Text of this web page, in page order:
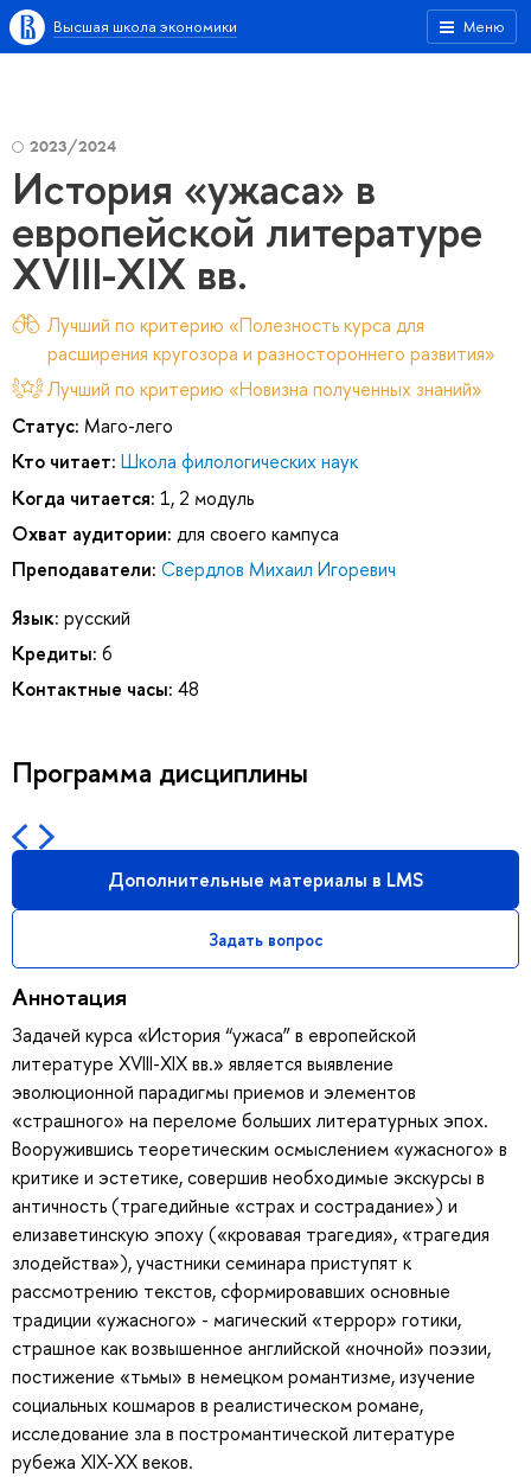
Меню
Высшая школа экономики
2023/2024
История «ужаса» в
европейской литературе
XVIII-XIX вв.
Лучший по критерию «Полезность курса для
расширения кругозора и разностороннего развития»
Лучший по критерию «Новизна полученных знаний»
Статус: Маго-лего
Кто читает: Школа филологических наук
Когда читается: 1, 2 модуль
Охват аудитории: для своего кампуса
Преподаватели: Свердлов Михаил Игоревич
Язык: русский
Кредиты: 6
Контактные часы: 48
Программа дисциплины
Дополнительные материалы в LMS
Задать вопрос
Аннотация
Задачей курса «История “ужаса” в европейской
литературе XVIII-XIX вв.» является выявление
эволюционной парадигмы приемов и элементов
«страшного» на переломе больших литературных эпох.
Вооружившись теоретическим осмыслением «ужасного» в
критике и эстетике, совершив необходимые экскурсы в
античность (трагедийные «страх и сострадание») и
елизаветинскую эпоху («кровавая трагедия», «трагедия
злодейства»), участники семинара приступят к
рассмотрению текстов, сформировавших основные
традиции «ужасного» - магический «террор» готики,
страшное как возвышенное английской «ночной» поэзии,
постижение «тьмы» в немецком романтизме, изучение
социальных кошмаров в реалистическом романе,
исследование зла в постромантической литературе
рубежа XIX-XX веков.